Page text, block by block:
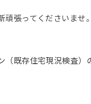
張ってくださいませ。
既存住宅現況検査）